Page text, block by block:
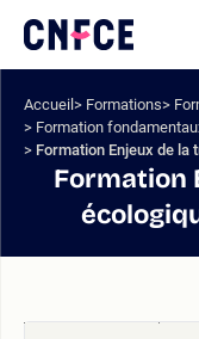
contenu
menu
Logo
site
Accueil Formations
Formation
Formation Enjeux de la
Formation